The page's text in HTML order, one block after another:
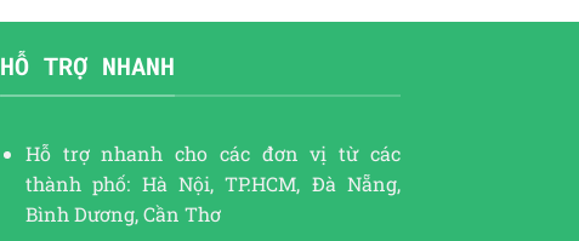
HỖ TRỢ NHANH
Hỗ trợ nhanh cho các đơn vị từ các
thành phố: Hà Nội, TP.HCM, Đà Nẵng,
Bình Dương, Cần Thơ